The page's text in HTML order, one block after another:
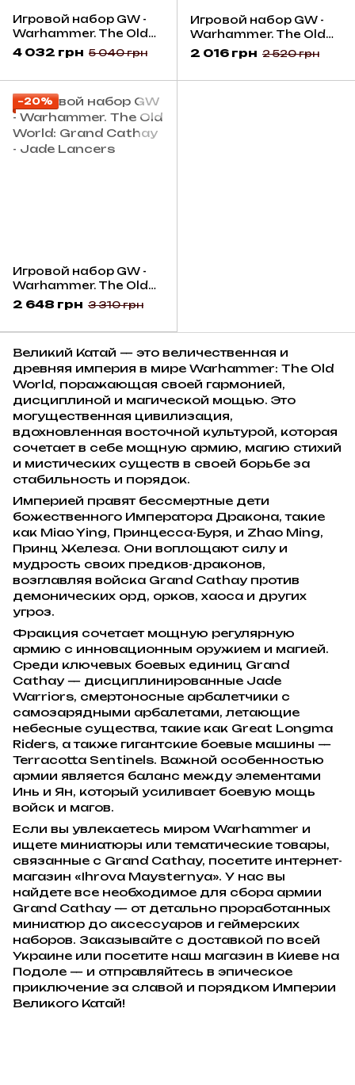
Игровой набор GW -
Warhammer. The Old
World: Grand Cathay -
Cathayan Sentinel
4 032 грн 5 040 грн
Игровой набор GW -
Warhammer. The Old
World: Grand Cathay -
Shugengan Lord on
2 016 грн 2 520 грн
−20%
Игровой набор GW -
Warhammer. The Old
World: Grand Cathay -
Jade Lancers
2 648 грн 3 310 грн
Великий Катай — это величественная и
древняя империя в мире Warhammer: The Old
World, поражающая своей гармонией,
дисциплиной и магической мощью. Это
могущественная цивилизация,
вдохновленная восточной культурой, которая
сочетает в себе мощную армию, магию стихий
и мистических существ в своей борьбе за
стабильность и порядок.
Империей правят бессмертные дети
божественного Императора Дракона, такие
как Miao Ying, Принцесса-Буря, и Zhao Ming,
Принц Железа. Они воплощают силу и
мудрость своих предков-драконов,
возглавляя войска Grand Cathay против
демонических орд, орков, хаоса и других
угроз.
Фракция сочетает мощную регулярную
армию с инновационным оружием и магией.
Среди ключевых боевых единиц Grand
Cathay — дисциплинированные Jade
Warriors, смертоносные арбалетчики с
самозарядными арбалетами, летающие
небесные существа, такие как Great Longma
Riders, а также гигантские боевые машины —
Terracotta Sentinels. Важной особенностью
армии является баланс между элементами
Инь и Ян, который усиливает боевую мощь
войск и магов.
Если вы увлекаетесь миром Warhammer и
ищете миниатюры или тематические товары,
связанные с Grand Cathay, посетите интернет-
магазин «Ihrova Maysternya». У нас вы
найдете все необходимое для сбора армии
Grand Cathay — от детально проработанных
миниатюр до аксессуаров и геймерских
наборов. Заказывайте с доставкой по всей
Украине или посетите наш магазин в Киеве на
Подоле — и отправляйтесь в эпическое
приключение за славой и порядком Империи
Великого Катай!